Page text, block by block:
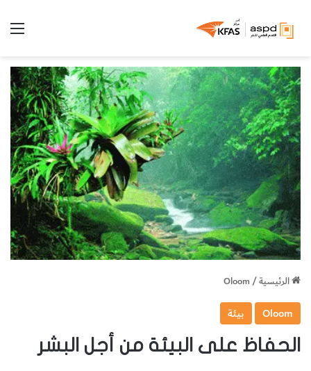
الرئيسية/
Oloom
Oloom بيئة
الحفاظ على البيئة من أجل البشر